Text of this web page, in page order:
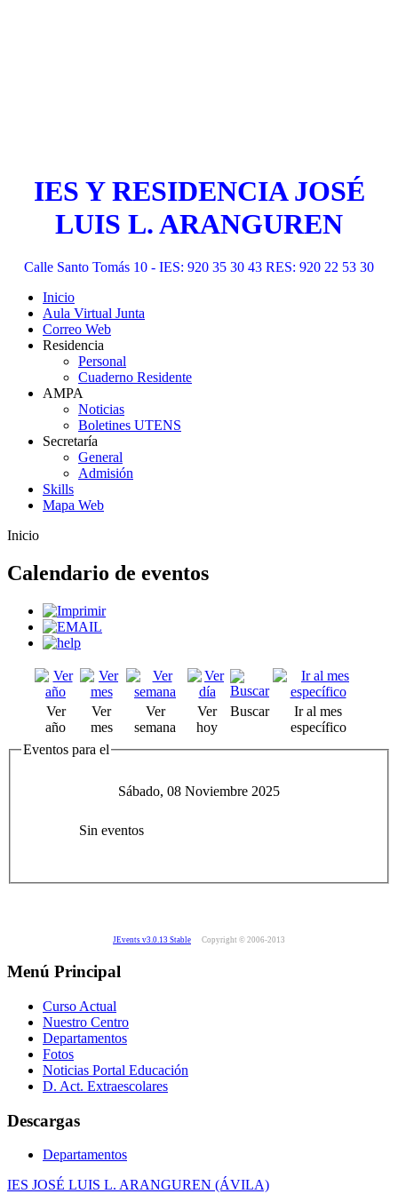
IES Y RESIDENCIA JOSÉ
LUIS L. ARANGUREN
Calle Santo Tomás 10 - IES: 920 35 30 43 RES: 920 22 53 30
Inicio
Aula Virtual Junta
Correo Web
Residencia
Personal
Cuaderno Residente
AMPA
Noticias
Boletines UTENS
Secretaría
General
Admisión
Skills
Mapa Web
Inicio
Calendario de eventos
Ver
año
Ver
mes
Ver
semana
Ver
hoy
Buscar
Ir al mes
específico
Eventos para el
Sábado, 08 Noviembre 2025
Sin eventos
JEvents v3.0.13 Stable Copyright © 2006-2013
Menú Principal
Curso Actual
Nuestro Centro
Departamentos
Fotos
Noticias Portal Educación
D. Act. Extraescolares
Descargas
Departamentos
IES JOSÉ LUIS L. ARANGUREN (ÁVILA)